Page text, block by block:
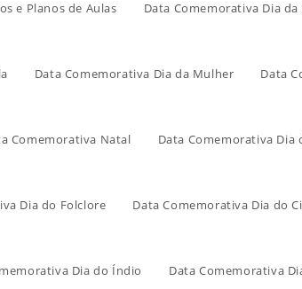
e Planos de Aulas Data Comemorativa Dia da
Data Comemorativa Dia da Mulher Data
Comemorativa Natal Data Comemorativa Dia
Dia do Folclore Data Comemorativa Dia do
Dia do Índio Data Comemorativa